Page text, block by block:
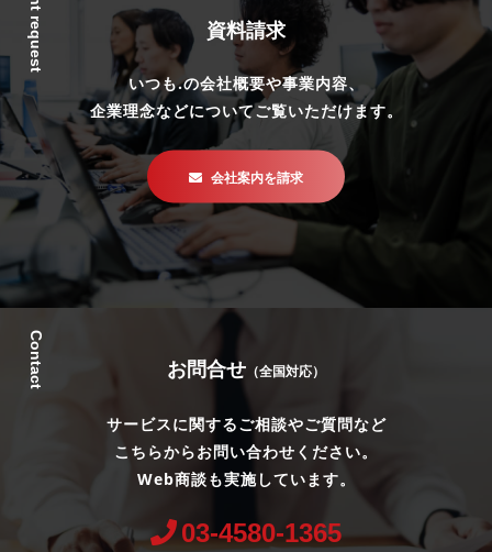
資料請求
いつも.の会社概要や事業内容、
企業理念などについてご覧いただけます。
会社案内を請求
Contact お問合せ （全国対応）
サービスに関するご相談やご質問など
こちらからお問い合わせください。
Web商談も実施しています。
03-4580-1365